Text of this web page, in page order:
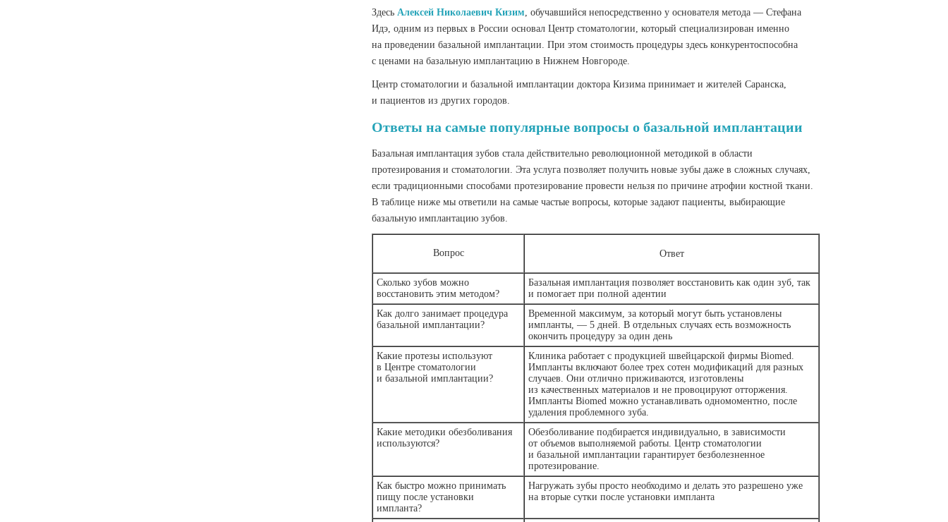
Здесь Алексей Николаевич Кизим, обучавшийся непосредственно у основателя метода — Стефана
Идэ, одним из первых в России основал Центр стоматологии, который специализирован именно
на проведении базальной имплантации. При этом стоимость процедуры здесь конкурентоспособна
с ценами на базальную имплантацию в Нижнем Новгороде.
Центр стоматологии и базальной имплантации доктора Кизима принимает и жителей Саранска,
и пациентов из других городов.
Ответы на самые популярные вопросы о базальной имплантации
Базальная имплантация зубов стала действительно революционной методикой в области
протезирования и стоматологии. Эта услуга позволяет получить новые зубы даже в сложных случаях,
если традиционными способами протезирование провести нельзя по причине атрофии костной ткани.
В таблице ниже мы ответили на самые частые вопросы, которые задают пациенты, выбирающие
базальную имплантацию зубов.
Вопрос Ответ
Сколько зубов можно
восстановить этим методом?
Базальная имплантация позволяет восстановить как один зуб, так
и помогает при полной адентии
Как долго занимает процедура
базальной имплантации?
Временной максимум, за который могут быть установлены
импланты, — 5 дней. В отдельных случаях есть возможность
окончить процедуру за один день
Какие протезы используют
в Центре стоматологии
и базальной имплантации?
Клиника работает с продукцией швейцарской фирмы Biomed.
Импланты включают более трех сотен модификаций для разных
случаев. Они отлично приживаются, изготовлены
из качественных материалов и не провоцируют отторжения.
Импланты Biomed можно устанавливать одномоментно, после
удаления проблемного зуба.
Какие методики обезболивания
используются?
Обезболивание подбирается индивидуально, в зависимости
от объемов выполняемой работы. Центр стоматологии
и базальной имплантации гарантирует безболезненное
протезирование.
Как быстро можно принимать
пищу после установки
импланта?
Нагружать зубы просто необходимо и делать это разрешено уже
на вторые сутки после установки импланта